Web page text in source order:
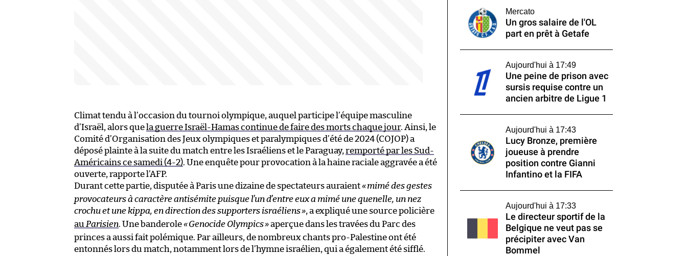
Climat tendu à l’occasion du tournoi olympique, auquel participe l’équipe masculine
d’Israël, alors que la guerre Israël-Hamas continue de faire des morts chaque jour. Ainsi, le
Comité d’Organisation des Jeux olympiques et paralympiques d’été de 2024 (COJOP) a
déposé plainte à la suite du match entre les Israéliens et le Paraguay, remporté par les Sud-
Américains ce samedi (4-2). Une enquête pour provocation à la haine raciale aggravée a été
ouverte, rapporte l’AFP.
Durant cette partie, disputée à Paris une dizaine de spectateurs auraient«mimé des gestes
provocateurs à caractère antisémite puisque l’un d’entre eux a mimé une quenelle, un nez
crochu et une kippa, en direction des supporters israéliens», a expliqué une source policière
au Parisien. Une banderole«Genocide Olympics»aperçue dans les travées du Parc des
princes a aussi fait polémique. Par ailleurs, de nombreux chants pro-Palestine ont été
entonnés lors du match, notamment lors de l’hymne israélien, qui a également été sifflé.
Mercato
Un gros salaire de l'OL
part en prêt à Getafe
Aujourd'hui à 17:49
Une peine de prison avec
sursis requise contre un
ancien arbitre de Ligue 1
Aujourd'hui à 17:43
Lucy Bronze, première
joueuse à prendre
position contre Gianni
Infantino et la FIFA
Aujourd'hui à 17:33
Le directeur sportif de la
Belgique ne veut pas se
précipiter avec Van
Bommel